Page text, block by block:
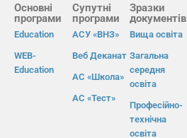
Основні
програми
Education
WEB-
Education
Супутні
програми
АСУ «ВНЗ»
Веб Деканат
АС «Школа»
АС «Тест»
Зразки
документів
Вища освіта
Загальна
середня
освіта
Професійно-
технічна
освіта